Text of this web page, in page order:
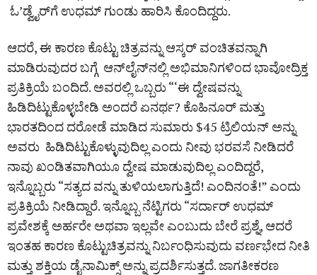
ಓ’ಡ್ವೈರ್‌ಗೆ ಉಧಮ್ ಗುಂಡು ಹಾರಿಸಿ ಕೊಂದಿದ್ದರು.
ಆದರೆ, ಈ ಕಾರಣ ಕೊಟ್ಟು ಚಿತ್ರವನ್ನು ಆಸ್ಕರ್ ವಂಚಿತವನ್ನಾಗಿ
ಮಾಡಿರುವುದರ ಬಗ್ಗೆ ಆನ್‌ಲೈನ್‌ನಲ್ಲಿ ಅಭಿಮಾನಿಗಳಿಂದ ಭಾವೋದ್ರಿಕ್ತ
ಪ್ರತಿಕ್ರಿಯೆ ಬಂದಿದೆ. ಅವರಲ್ಲಿ ಒಬ್ಬರು “‘ಈ ದ್ವೇಷವನ್ನು
ಹಿಡಿದಿಟ್ಟುಕೊಳ್ಳಬೇಡಿ ಅಂದರೆ ಏನರ್ಥ? ಕೊಹಿನೂರ್ ಮತ್ತು
ಭಾರತದಿಂದ ದರೋಡೆ ಮಾಡಿದ ಸುಮಾರು $45 ಟ್ರಿಲಿಯನ್ ಅನ್ನು
ಅವರು ಹಿಡಿದಿಟ್ಟುಕೊಳ್ಳುವುದಿಲ್ಲ ಎಂದು ನೀವು ಭರವಸೆ ನೀಡಿದರೆ
ನಾವು ಖಂಡಿತವಾಗಿಯೂ ದ್ವೇಷ ಮಾಡುವುದಿಲ್ಲ ಎಂದಿದ್ದರೆ,
ಇನ್ನೊಬ್ಬರು “ಸತ್ಯದ ವನ್ನು ತುಳಿಯಲಾಗುತ್ತಿದೆ! ಎಂದಿನಂತೆ!” ಎಂದು
ಪ್ರತಿಕ್ರಿಯೆ ನೀಡಿದ್ದಾರೆ. ಇನ್ನೊಬ್ಬ ನೆಟ್ಟಿಗರು “ಸರ್ದಾರ್ ಉಧಮ್
ಪ್ರವೇಶಕ್ಕೆ ಅರ್ಹರೇ ಅಥವಾ ಇಲ್ಲವೇ ಎಂಬುದು ಬೇರೆ ಪ್ರಶ್ನೆ, ಆದರೆ
ಇಂತಹ ಕಾರಣ ಕೊಟ್ಟುಚಿತ್ರವನ್ನು ನಿರ್ಬಂಧಿಸುವುದು ವರ್ಣಭೇದ ನೀತಿ
ಮತ್ತು ಶಕ್ತಿಯ ಡೈನಾಮಿಕ್ಸ್ ಅನ್ನು ಪ್ರದರ್ಶಿಸುತ್ತದೆ. ಜಾಗತೀಕರಣ